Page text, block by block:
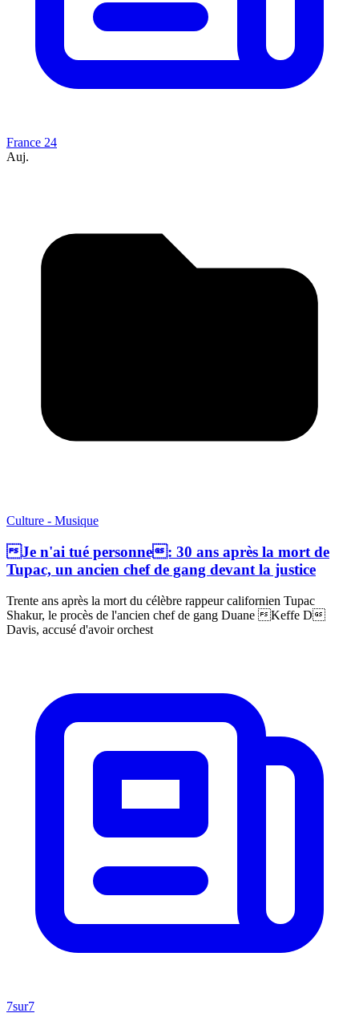
France 24
Auj.
Culture - Musique
Je n'ai tué personne: 30 ans après la mort de
Tupac, un ancien chef de gang devant la justice
Trente ans après la mort du célèbre rappeur californien Tupac
Shakur, le procès de l'ancien chef de gang Duane Keffe D
Davis, accusé d'avoir orchest
7sur7